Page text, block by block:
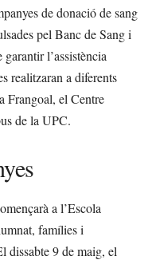
de donació de sang
pel Banc de Sang i
l’assistència
realitzaran a diferents
Frangoal, el Centre
de la UPC.
a l’Escola
famílies i
dissabte 9 de maig, el